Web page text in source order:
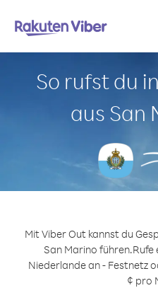
So rufst du
aus San
Mit Viber Out kannst du
San Marino führen.Rufe
Niederlande an - Festnetz
¢ pro